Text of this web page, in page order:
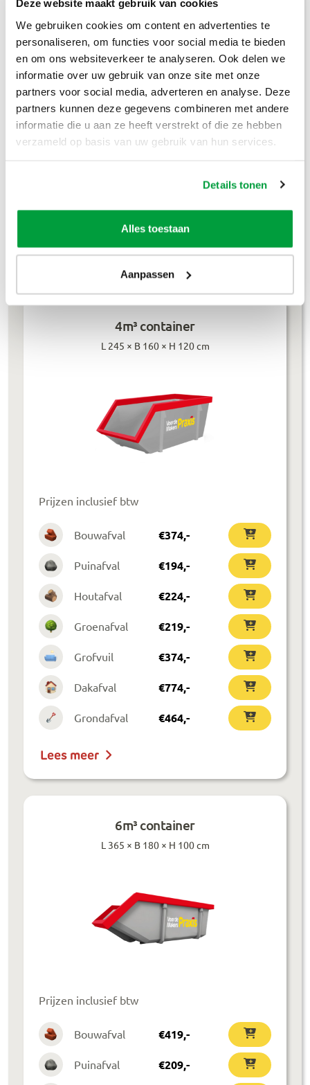
Deze website maakt gebruik van cookies
We gebruiken cookies om content en advertenties te
personaliseren, om functies voor social media te bieden
en om ons websiteverkeer te analyseren. Ook delen we
informatie over uw gebruik van onze site met onze
partners voor social media, adverteren en analyse. Deze
partners kunnen deze gegevens combineren met andere
informatie die u aan ze heeft verstrekt of die ze hebben
verzameld op basis van uw gebruik van hun services.
Details tonen
Alles toestaan
Aanpassen
Bouwafval
Puinafval €179,-
Houtafval €199,-
Groenafval €194,-
Lees meer
4m³ container
L 245 × B 160 × H 120 cm
Prijzen inclusief btw
Bouwafval €374,-
Puinafval €194,-
Houtafval €224,-
Groenafval €219,-
Grofvuil €374,-
Dakafval €774,-
Grondafval €464,-
Lees meer
6m³ container
L 365 × B 180 × H 100 cm
Prijzen inclusief btw
Bouwafval €419,-
Puinafval €209,-